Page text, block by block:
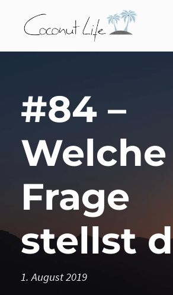
#84 –
Welche
Frage
stellst
1. August 2019